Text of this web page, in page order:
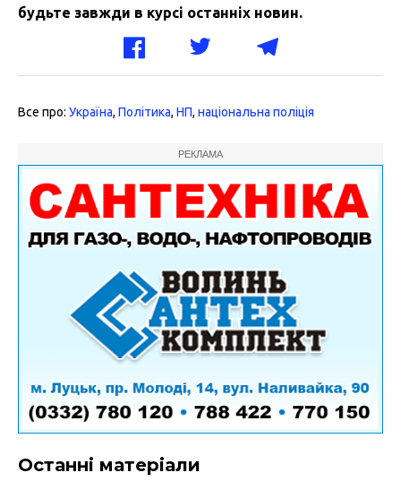
будьте завжди в курсі останніх новин.
Все про: Україна, Політика, НП, національна поліція
РЕКЛАМА
Останні матеріали